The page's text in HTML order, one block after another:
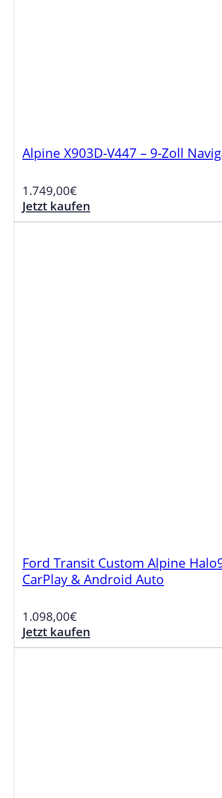
Alpine X903D-V447 – 9-Zoll
1.749,00€
Jetzt kaufen
Ford Transit Custom Alpine
CarPlay & Android Auto
1.098,00€
Jetzt kaufen